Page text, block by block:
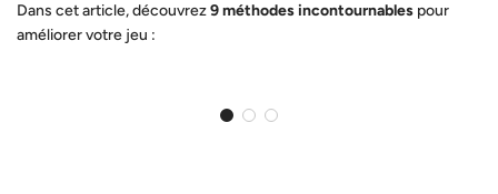
Dans cet article, découvrez9 méthodes incontournables pour
améliorer votre jeu :